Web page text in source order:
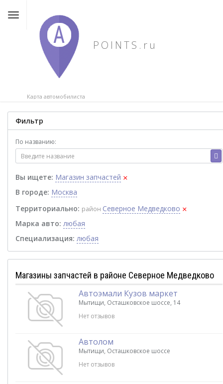
POINTS.ru
Карта автомобилиста
Фильтр
По названию:
Вы ищете: Магазин запчастей ×
В городе: Москва
Территориально: район Северное Медведково ×
Марка авто: любая
Специализация: любая
Магазины запчастей в районе Северное Медведково
Автоэмали Кузов маркет
Мытищи, Осташковское шоссе, 14
Нет отзывов
Автолом
Мытищи, Осташковское шоссе
Нет отзывов